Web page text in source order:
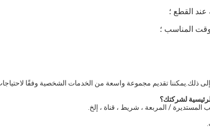
إلى ذلك.يمكننا تقديم مجموعة واسعة من الخدمات الشخصية وفقًا
لشركتك؟